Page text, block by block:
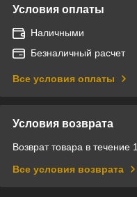
Условия оплаты
Наличными
Безналичный расчет
Все условия оплаты
Условия возврата
Возврат товара в течение
Все условия возврата